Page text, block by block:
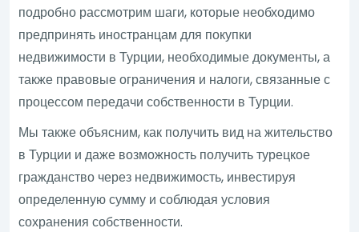
подробно рассмотрим шаги, которые необходимо
предпринять иностранцам для покупки
недвижимости в Турции, необходимые документы, а
также правовые ограничения и налоги, связанные с
процессом передачи собственности в Турции.
Мы также объясним, как получить вид на жительство
в Турции и даже возможность получить турецкое
гражданство через недвижимость, инвестируя
определенную сумму и соблюдая условия
сохранения собственности.